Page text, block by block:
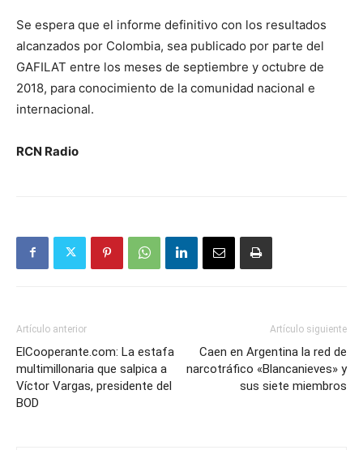
Se espera que el informe definitivo con los resultados
alcanzados por Colombia, sea publicado por parte del
GAFILAT entre los meses de septiembre y octubre de
2018, para conocimiento de la comunidad nacional e
internacional.
RCN Radio
Artículo anterior
ElCooperante.com: La estafa
multimillonaria que salpica a
Víctor Vargas, presidente del
BOD
Artículo siguiente
Caen en Argentina la red de
narcotráfico «Blancanieves» y
sus siete miembros